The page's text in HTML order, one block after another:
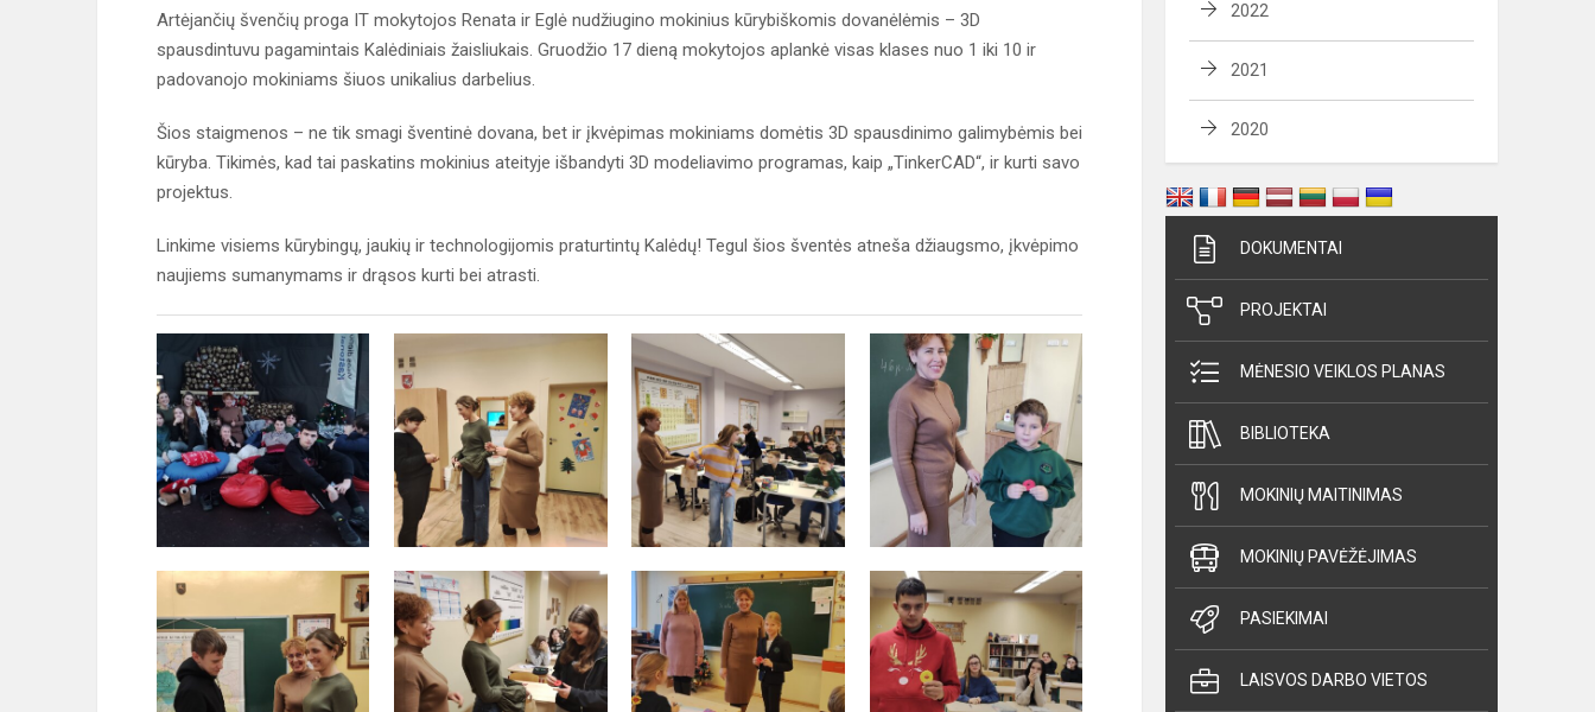
Artėjančių švenčių proga IT mokytojos Renata ir Eglė nudžiugino mokinius kūrybiškomis dovanėlėmis – 3D
spausdintuvu pagamintais Kalėdiniais žaisliukais. Gruodžio 17 dieną mokytojos aplankė visas klases nuo 1 iki 10 ir
padovanojo mokiniams šiuos unikalius darbelius.
Šios staigmenos – ne tik smagi šventinė dovana, bet ir įkvėpimas mokiniams domėtis 3D spausdinimo galimybėmis bei
kūryba. Tikimės, kad tai paskatins mokinius ateityje išbandyti 3D modeliavimo programas, kaip „TinkerCAD“, ir kurti savo
projektus.
Linkime visiems kūrybingų, jaukių ir technologijomis praturtintų Kalėdų! Tegul šios šventės atneša džiaugsmo, įkvėpimo
naujiems sumanymams ir drąsos kurti bei atrasti.
2022
2021
2020
DOKUMENTAI
PROJEKTAI
MĖNESIO VEIKLOS PLANAS
BIBLIOTEKA
MOKINIŲ MAITINIMAS
MOKINIŲ PAVĖŽĖJIMAS
PASIEKIMAI
LAISVOS DARBO VIETOS